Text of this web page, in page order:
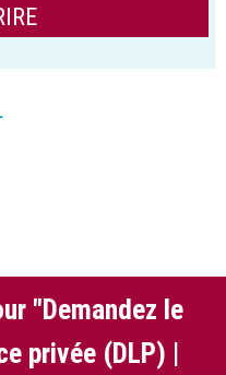
"Demandez le
privée (DLP) |